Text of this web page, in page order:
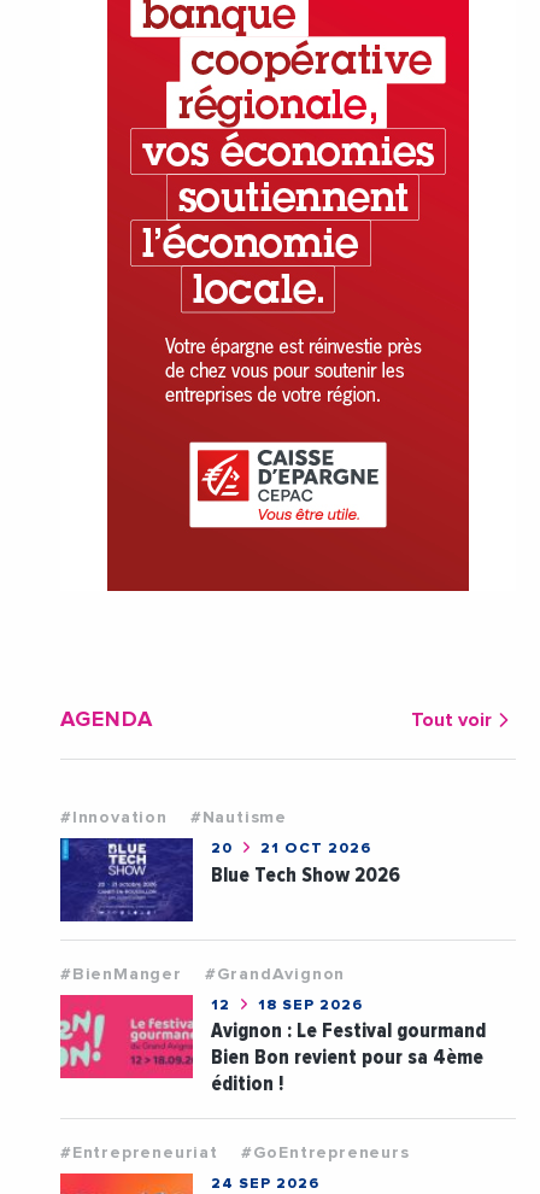
AGENDA Tout voir
#Innovation #Nautisme
20 21 OCT 2026
Blue Tech Show 2026
#BienManger #GrandAvignon
12 18 SEP 2026
Avignon : Le Festival gourmand
Bien Bon revient pour sa 4ème
édition !
#Entrepreneuriat #GoEntrepreneurs
24 SEP 2026